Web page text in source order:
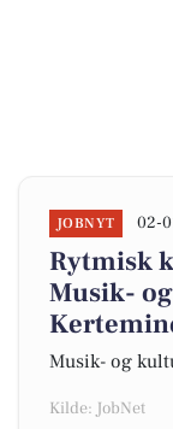
JOBNYT 02-
Rytmisk
Musik-
Musik- og
Kilde: JobNet